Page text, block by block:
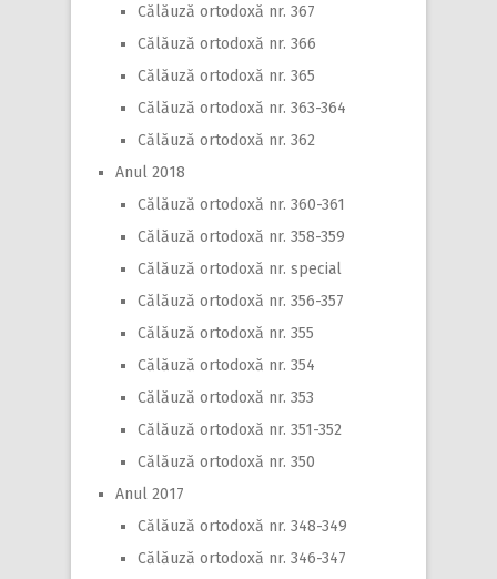
Călăuză ortodoxă nr. 367
Călăuză ortodoxă nr. 366
Călăuză ortodoxă nr. 365
Călăuză ortodoxă nr. 363-364
Călăuză ortodoxă nr. 362
Anul 2018
Călăuză ortodoxă nr. 360-361
Călăuză ortodoxă nr. 358-359
Călăuză ortodoxă nr. special
Călăuză ortodoxă nr. 356-357
Călăuză ortodoxă nr. 355
Călăuză ortodoxă nr. 354
Călăuză ortodoxă nr. 353
Călăuză ortodoxă nr. 351-352
Călăuză ortodoxă nr. 350
Anul 2017
Călăuză ortodoxă nr. 348-349
Călăuză ortodoxă nr. 346-347